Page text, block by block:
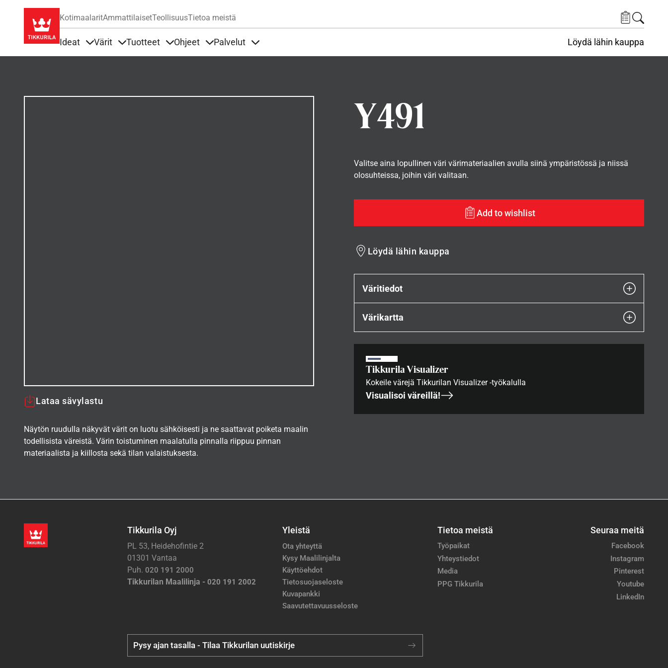
KotimaalaritAmmattilaisetTeollisuusTietoa meistä
Ideat Värit Tuotteet Ohjeet Palvelut Löydä lähin kauppa
Y491
Lataa sävylastu
Näytön ruudulla näkyvät värit on luotu sähköisesti ja ne saattavat poiketa maalin
todellisista väreistä. Värin toistuminen maalatulla pinnalla riippuu pinnan
materiaalista ja kiillosta sekä tilan valaistuksesta.
Valitse aina lopullinen väri värimateriaalien avulla siinä ympäristössä ja niissä
olosuhteissa, joihin väri valitaan.
Add to wishlist
Löydä lähin kauppa
Väritiedot
Värikartta
Tikkurila Visualizer
Kokeile värejä Tikkurilan Visualizer -työkalulla
Visualisoi väreillä!
Tikkurila Oyj
PL 53, Heidehofintie 2
01301 Vantaa
Puh. 020 191 2000
Tikkurilan Maalilinja - 020 191 2002
Yleistä
Ota yhteyttä
Kysy Maalilinjalta
Käyttöehdot
Tietosuojaseloste
Kuvapankki
Saavutettavuusseloste
Tietoa meistä
Työpaikat
Yhteystiedot
Media
PPG Tikkurila
Seuraa meitä
Facebook
Instagram
Pinterest
Youtube
LinkedIn
Pysy ajan tasalla - Tilaa Tikkurilan uutiskirje